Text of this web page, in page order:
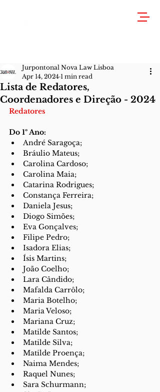
Lista de Redatores,
Coordenadores e Direção - 2024
Jurpontonal Nova Law Lisboa
Apr 14, 2024 1 min read
Redatores
Do 1º Ano:
André Saragoça;
Bráulio Mateus;
Carolina Cardoso;
Carolina Maia;
Catarina Rodrigues;
Constança Ferreira;
Daniela Jesus;
Diogo Simões;
Eva Gonçalves;
Filipe Pedro;
Isadora Elias;
Ísis Martins;
João Coelho;
Lara Cândido;
Mafalda Carrôlo;
Maria Botelho;
Maria Veloso;
Mariana Cruz;
Matilde Santos;
Matilde Silva;
Matilde Proença;
Naima Mendes;
Raquel Nunes;
Sara Schurmann;